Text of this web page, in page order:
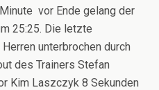
vor Ende gelang der
25:25. Die letzte
unterbrochen durch
des Trainers Stefan
Kim Laszczyk 8 Sekunden